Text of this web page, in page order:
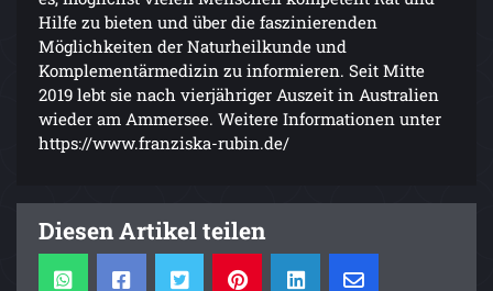
Hilfe zu bieten und über die faszinierenden
Möglichkeiten der Naturheilkunde und
Komplementärmedizin zu informieren. Seit Mitte
2019 lebt sie nach vierjähriger Auszeit in Australien
wieder am Ammersee. Weitere Informationen unter
https://www.franziska-rubin.de/
Diesen Artikel teilen